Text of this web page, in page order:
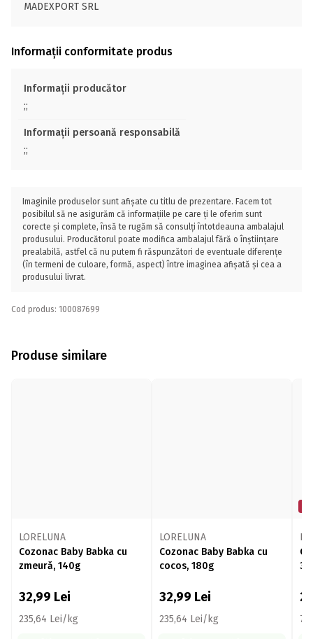
MADEXPORT SRL
Informații conformitate produs
Informații producător
;;
Informații persoană responsabilă
;;
Imaginile produselor sunt afișate cu titlu de prezentare. Facem tot
posibilul să ne asigurăm că informațiile pe care ți le oferim sunt
corecte și complete, însă te rugăm să consulți întotdeauna ambalajul
produsului. Producătorul poate modifica ambalajul fără o înștiințare
prealabilă, astfel că nu putem fi răspunzători de eventuale diferențe
(în termeni de culoare, formă, aspect) între imaginea afișată și cea a
produsului livrat.
Cod produs: 100087699
Produse similare
LORELUNA
Cozonac Baby Babka cu
zmeură, 140g
32,99 Lei
235,64 Lei/kg
LORELUNA
Cozonac Baby Babka cu
cocos, 180g
32,99 Lei
235,64 Lei/kg